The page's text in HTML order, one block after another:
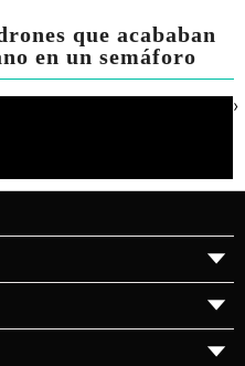
que acababan
en un semáforo
›
▼
▼
▼